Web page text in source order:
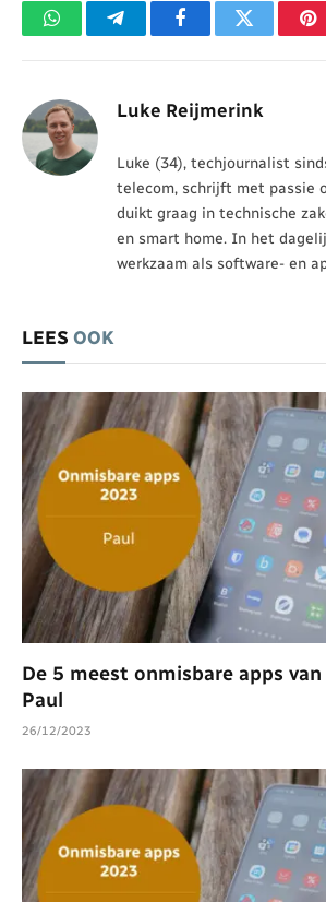
WhatsAppTelegramFacebookTwitter
Luke Reijmerink
Luke (34), techjournalist
telecom, schrijft met passie
duikt graag in technische
en smart home. In het
werkzaam als software- en
LEES OOK
De 5 meest onmisbare apps
Paul
26/12/2023